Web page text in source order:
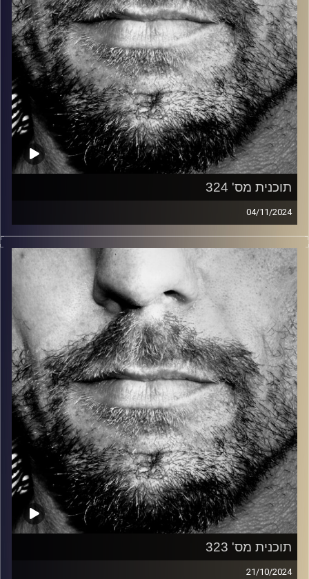
תוכנית מס' 324
04/11/2024
זיפים, מוזיקה מחוספסת של הופעות חיות. הרבה ג'אם, רוק,
בלוז, bluegrass, ג'אז, Fאנק, פרוגרסיב ואפילו אלקטרוניקה.
כל מה שחי, אמיתי ונושם.
עם שמוליק רגב.
קרדיט תמונות: David Goehring
תוכנית מס' 323
21/10/2024